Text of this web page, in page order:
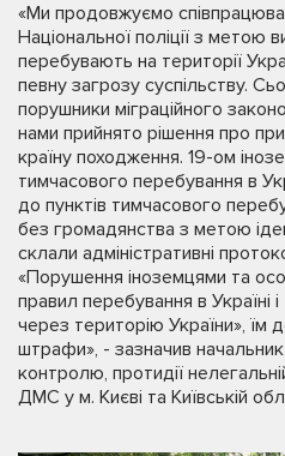
«Ми продовжуємо
Національної поліції з метою
перебувають на території
певну загрозу суспільству.
порушники міграційного
нами прийнято рішення про
країну походження. 19-ом
тимчасового перебування в
до пунктів тимчасового
без громадянства з метою
склали адміністративні
«Порушення іноземцями та
правил перебування в Україні
через територію України», їм
штрафи», - зазначив начальник
контролю, протидії
ДМС у м. Києві та Київській